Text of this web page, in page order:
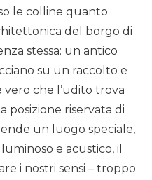
le colline quanto
del borgo di
stessa: un antico
su un raccolto e
che l’udito trova
posizione riservata di
un luogo speciale,
e acustico, il
i nostri sensi – troppo